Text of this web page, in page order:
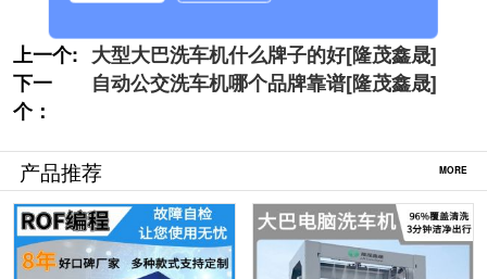
上一个: 大型大巴洗车机什么牌子的好[隆茂鑫晟]
下一
个：
自动公交洗车机哪个品牌靠谱[隆茂鑫晟]
产品推荐 MORE